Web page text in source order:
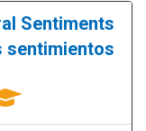
Sentiments
sentimientos